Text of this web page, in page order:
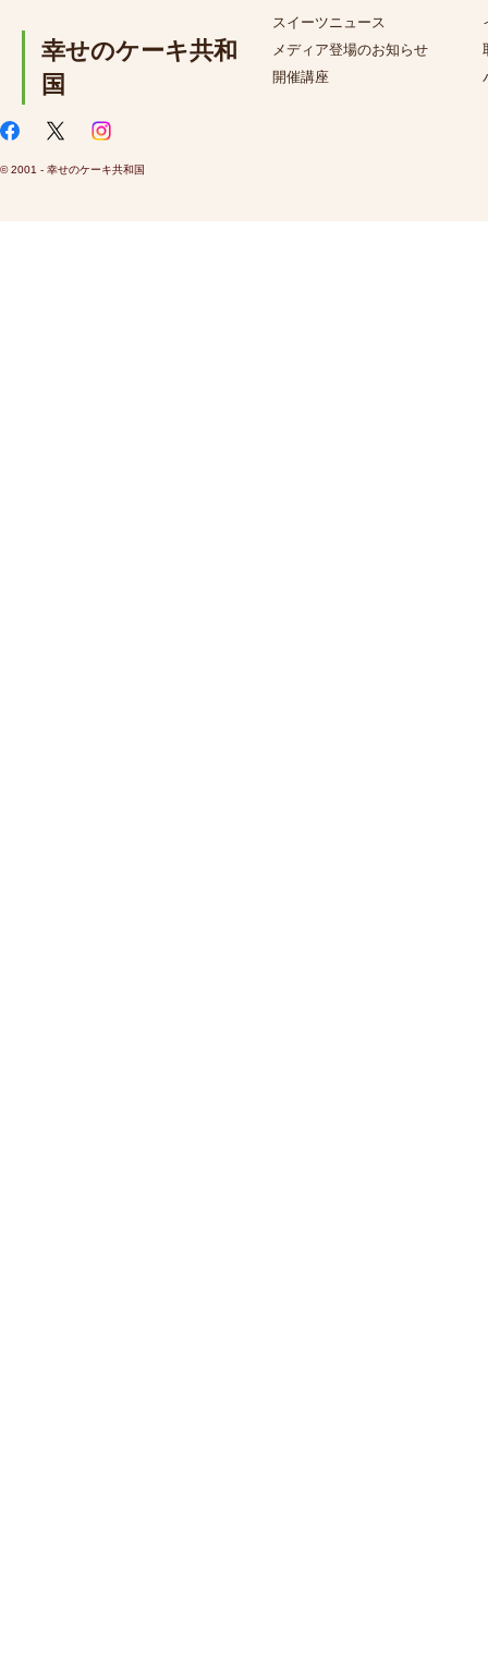
幸せのケーキ共和
国
スイーツニュース
メディア登場のお知らせ
開催講座
© 2001 - 幸せのケーキ共和国